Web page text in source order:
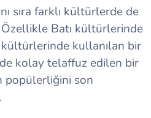
sıra farklı kültürlerde de
Batı kültürlerinde
kullanılan bir
kolay telaffuz edilen bir
popülerliğini son